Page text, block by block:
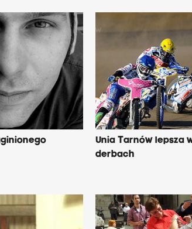
Unia Tarnów lepsza
derbach